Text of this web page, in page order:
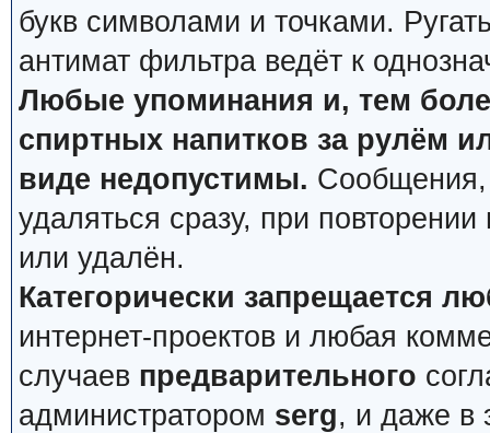
букв символами и точками.
антимат фильтра ведёт к
Любые упоминания и, тем
спиртных напитков за рулём
виде недопустимы. Сообщения,
удаляться сразу, при
или удалён.
Категорически запрещается
интернет-проектов и любая
случаев предварительного
администратором serg, и даже в